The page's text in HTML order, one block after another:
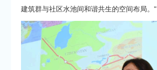
建筑群与社区水池间和谐共生的空间布局。"